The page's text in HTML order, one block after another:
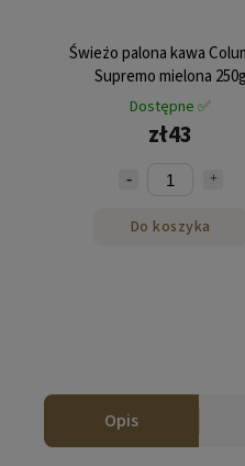
Świeżo palona kawa
Supremo mielona 250g
Dostępne ✅
zł43
Do koszyka
Opis